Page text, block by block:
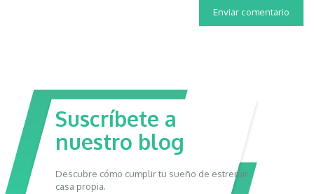
Suscríbete a
nuestro blog
Descubre cómo cumplir tu sueño de estrenar
casa propia.